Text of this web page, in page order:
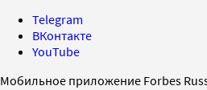
Telegram
ВКонтакте
YouTube
Мобильное приложение Forbes